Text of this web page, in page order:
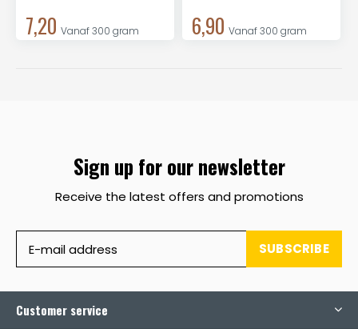
7,20 Vanaf 300 gram 6,90 Vanaf 300 gram
Sign up for our newsletter
Receive the latest offers and promotions
SUBSCRIBE
Customer service